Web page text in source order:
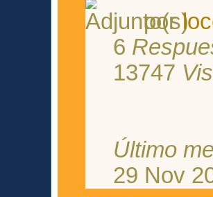
por
6
13747
Último
29 Nov